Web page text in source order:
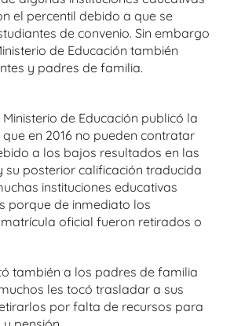
el percentil debido a que se
de convenio. Sin embargo
de Educación también
y padres de familia.
de Educación publicó la
en 2016 no pueden contratar
a los bajos resultados en las
su posterior calificación traducida
instituciones educativas
porque de inmediato los
oficial fueron retirados o
también a los padres de familia
les tocó trasladar a sus
por falta de recursos para